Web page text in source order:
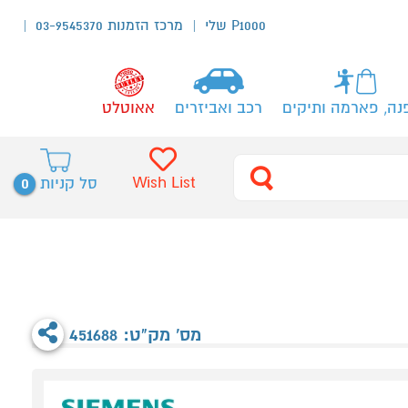
P1000 שלי מרכז הזמנות 03-9545370
פארמה ותיקים רכב ואביזרים אאוטלט
סל קניות 0 Wish List
מס' מק"ט: 451688